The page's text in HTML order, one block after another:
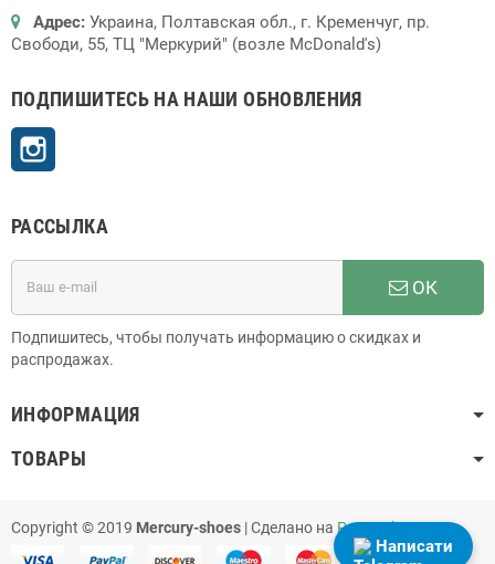
Адрес: Украина, Полтавская обл., г. Кременчуг, пр.
Свободи, 55, ТЦ "Меркурий" (возле McDonald's)
ПОДПИШИТЕСЬ НА НАШИ ОБНОВЛЕНИЯ
РАССЫЛКА
ОК
Подпишитесь, чтобы получать информацию о скидках и
распродажах.
ИНФОРМАЦИЯ
ТОВАРЫ
Copyright © 2019 Mercury-shoes | Сделано на PrestaShop
Написати